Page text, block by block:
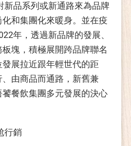
新品系列或新通路來為品牌
和集團化來暖身。並在疫
年，透過新品牌的發展、
塊，積極展開跨品牌聯名
展拉近跟年輕世代的距
由商品而通路，新舊兼
餐飲集團多元發展的決心
行銷